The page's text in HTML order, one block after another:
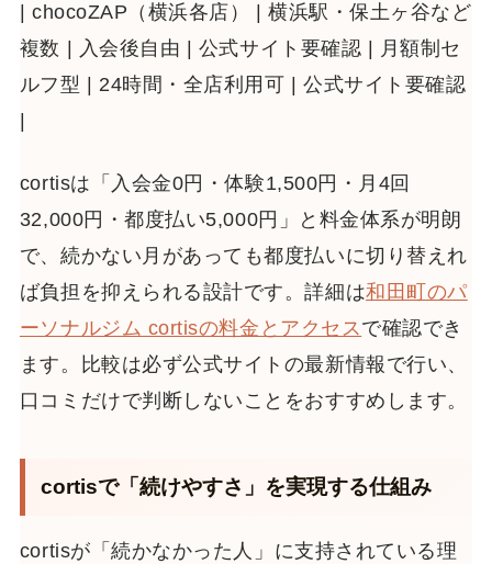
| chocoZAP（横浜各店） | 横浜駅・保土ヶ谷など
複数 | 入会後自由 | 公式サイト要確認 | 月額制セ
ルフ型 | 24時間・全店利用可 | 公式サイト要確認
cortisは「入会金0円・体験1,500円・月4回
32,000円・都度払い5,000円」と料金体系が明朗
で、続かない月があっても都度払いに切り替えれ
ば負担を抑えられる設計です。詳細は和田町のパ
ーソナルジム cortisの料金とアクセス で確認でき
ます。比較は必ず公式サイトの最新情報で行い、
口コミだけで判断しないことをおすすめします。
cortisで「続けやすさ」を実現する仕組み
cortisが「続かなかった人」に支持されている理